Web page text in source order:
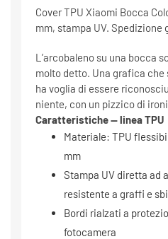
Cover TPU Xiaomi Bocca
mm, stampa UV.
L’arcobaleno su una bocca
molto detto. Una grafica che
ha voglia di essere
niente, con un pizzico di
Caratteristiche — linea TPU
Materiale: TPU
mm
Stampa UV diretta ad
resistente a graffi e
Bordi rialzati a
fotocamera